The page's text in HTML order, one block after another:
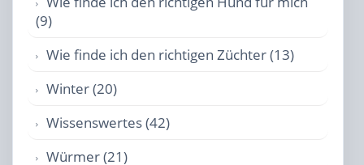
(9)
Wie finde ich den richtigen Züchter (13)
Winter (20)
Wissenswertes (42)
Würmer (21)